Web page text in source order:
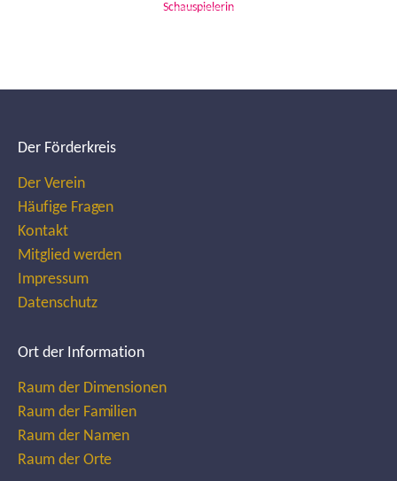
Schauspielerin
Der Förderkreis
Der Verein
Häufige Fragen
Kontakt
Mitglied werden
Impressum
Datenschutz
Ort der Information
Raum der Dimensionen
Raum der Familien
Raum der Namen
Raum der Orte